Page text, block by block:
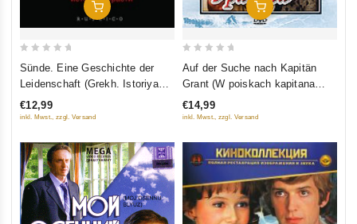
In Den Warenkorb
5
Sünde. Eine Geschichte der
Leidenschaft (Grekh. Istoriya
strasti) (RUSCICO)
€12,99
inkl. Mwst., zzgl. Versand
In Den Warenkorb
5
Auf der Suche nach Kapitän
Grant (W poiskach kapitana
Granta)
€14,99
inkl. Mwst., zzgl. Versand